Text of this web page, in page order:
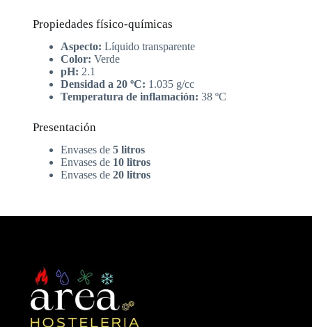
Propiedades físico-químicas
Aspecto: Líquido transparente
Color: Verde
pH: 2.1
Densidad a 20 ºC: 1.035 g/cc
Temperatura de inflamación: 38 ºC
Presentación
Envases de 5 litros
Envases de 10 litros
Envases de 20 litros